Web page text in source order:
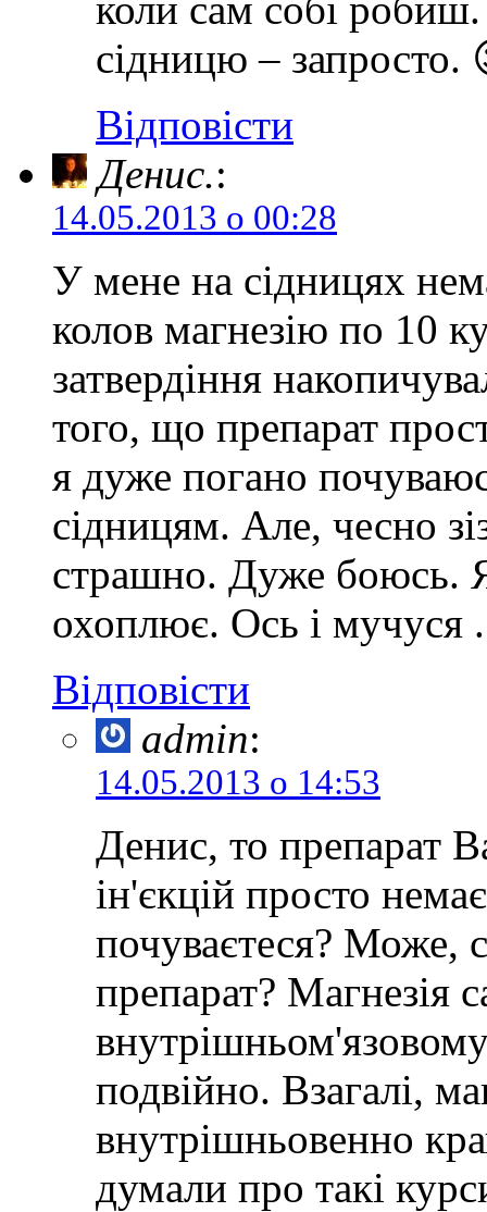
сідницю – запросто.
Відповісти
Денис.:
14.05.2013 о 00:28
У мене на сідницях
колов магнезію по 10
затвердіння
того, що препарат
я дуже погано
сідницям. Але, чесно
страшно. Дуже боюсь.
охоплює. Ось і мучуся
Відповісти
admin:
14.05.2013 о 14:53
Денис, то препарат
ін'єкцій просто
почуваєтеся? Може,
препарат? Магнезія
подвійно. Взагалі,
внутрішньовенно
думали про такі